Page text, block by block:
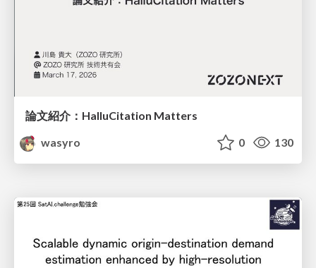
論文紹介：HalluCitation Matters
wasyro
0 130